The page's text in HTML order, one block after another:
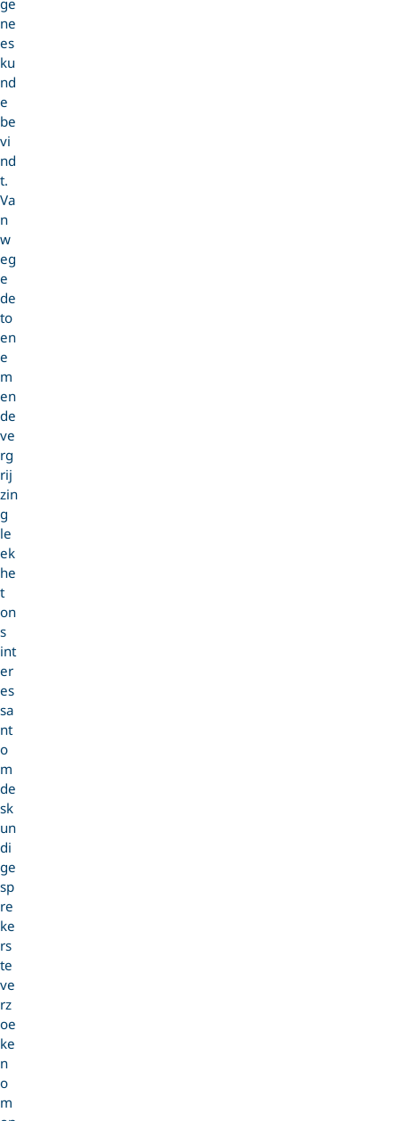
ge
ne
es
ku
nd
e
be
vi
nd
t.
Va
n
w
eg
e
de
to
en
e
m
en
de
ve
rg
rij
zin
g
le
ek
he
t
on
s
int
er
es
sa
nt
o
m
de
sk
un
di
ge
sp
re
ke
rs
te
ve
rz
oe
ke
n
o
m